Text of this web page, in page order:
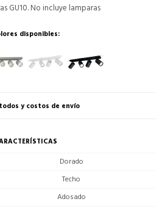
GU10. No incluye lamparas
disponibles:
y costos de envío
Dorado
Techo
Adosado